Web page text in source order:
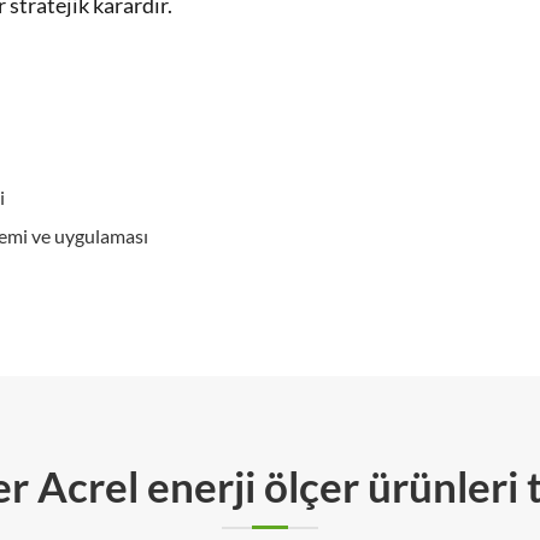
ve uygulaması
Acrel enerji ölçer ürünleri